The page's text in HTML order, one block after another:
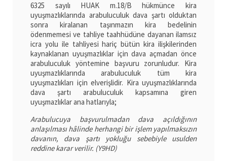
6325 sayılı HUAK m.18/B hükmünce kira
uyuşmazlıklarında arabuluculuk dava şartı olduktan
sonra kiralanan taşınmazın kira bedelinin
ödenmemesi ve tahliye taahhüdüne dayanan ilamsız
icra yolu ile tahliyesi hariç bütün kira ilişkilerinden
kaynaklanan uyuşmazlıklar için dava açmadan önce
arabuluculuk yöntemine başvuru zorunludur. Kira
uyuşmazlıklarında arabuluculuk tüm kira
uyuşmazlıkları için elverişlidir. Kira uyuşmazlıklarında
dava şartı arabuluculuk kapsamına giren
uyuşmazlıklar ana hatlarıyla;
Arabulucuya başvurulmadan dava açıldığının
anlaşılması hâlinde herhangi bir işlem yapılmaksızın
davanın, dava şartı yokluğu sebebiyle usulden
reddine karar verilir. (Y9HD)